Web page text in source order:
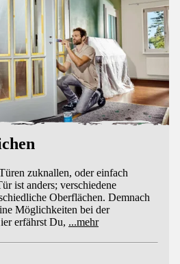
zuknallen, oder einfach
ist anders; verschiedene
Oberflächen. Demnach
Möglichkeiten bei der
erfährst Du, ...mehr